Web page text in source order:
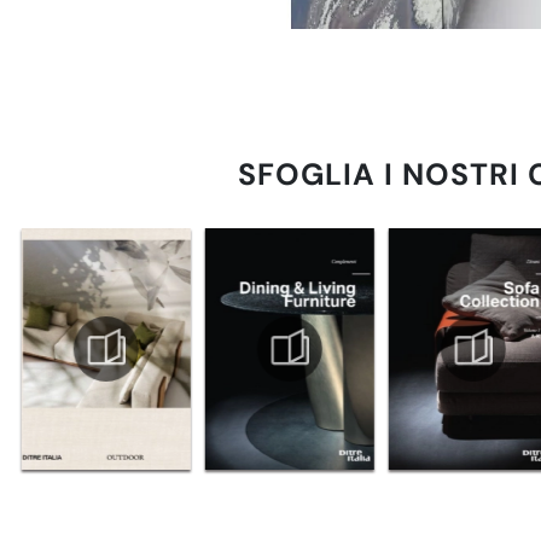
SFOGLIA I NOSTRI